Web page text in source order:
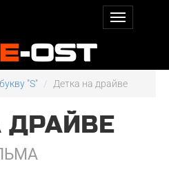
"S" Детка на драйве
ДРАЙВЕ